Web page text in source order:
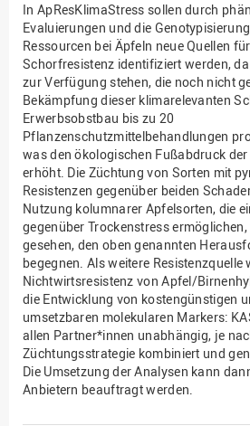
In ApResKlimaStress sollen durch
Evaluierungen und die
Ressourcen bei Äpfeln neue Quellen
Schorfresistenz identifiziert werden,
zur Verfügung stehen, die noch nicht
Bekämpfung dieser klimarelevanten
Erwerbsobstbau bis zu 20
Pflanzenschutzmittelbehandlungen
was den ökologischen Fußabdruck
erhöht. Die Züchtung von Sorten mit
Resistenzen gegenüber beiden
Nutzung kolumnarer Apfelsorten, die
gegenüber Trockenstress
gesehen, den oben genannten
begegnen. Als weitere Resistenzquelle
Nichtwirtsresistenz von Apfel/
die Entwicklung von kostengünstigen
umsetzbaren molekularen Markers:
allen Partner*innen unabhängig, je
Züchtungsstrategie kombiniert und
Die Umsetzung der Analysen kann
Anbietern beauftragt werden.